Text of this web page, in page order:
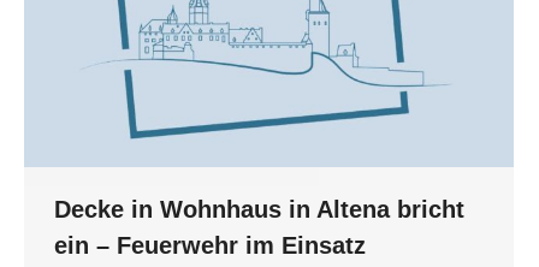
Decke in Wohnhaus in Altena bricht
ein – Feuerwehr im Einsatz